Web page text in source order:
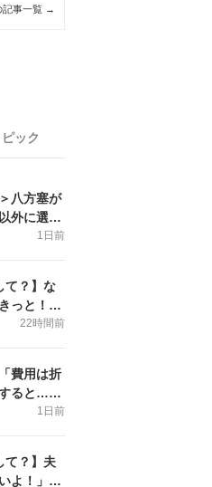
記事一覧 →
ピック
八方塞が
外に選択
1日前
て？】な
っと！＜
22時間前
費用は折
ると…＜
1日前
て？】夫
よ！」＜